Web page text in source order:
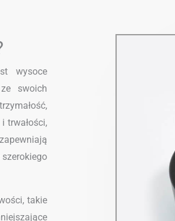
wysoce
swoich
trwałości,
takie